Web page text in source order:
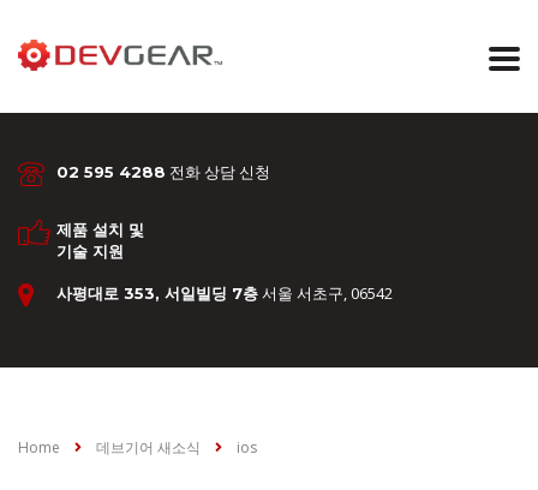
02 595 4288 전화 상담 신청
제품 설치 및
기술 지원
사평대로 353, 서일빌딩 7층서울 서초구, 06542
Home 데브기어 새소식 ios